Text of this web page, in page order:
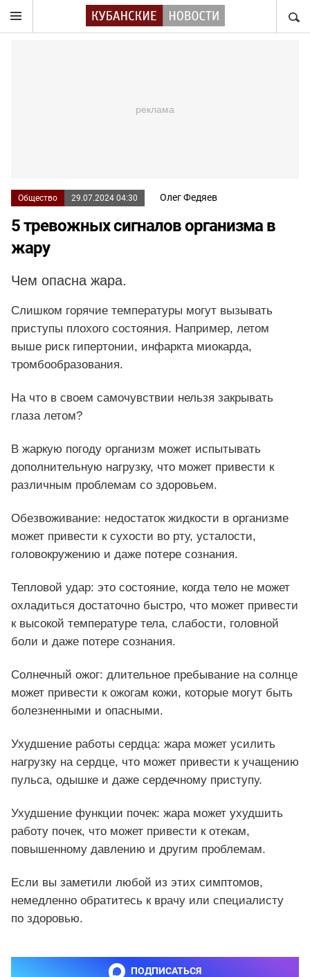
Общество 29.07.2024 04:30 Олег Федяев
5 тревожных сигналов организма в
жару
Чем опасна жара.
Слишком горячие температуры могут вызывать
приступы плохого состояния. Например, летом
выше риск гипертонии, инфаркта миокарда,
тромбообразования.
На что в своем самочувствии нельзя закрывать
глаза летом?
В жаркую погоду организм может испытывать
дополнительную нагрузку, что может привести к
различным проблемам со здоровьем.
Обезвоживание: недостаток жидкости в организме
может привести к сухости во рту, усталости,
головокружению и даже потере сознания.
Тепловой удар: это состояние, когда тело не может
охладиться достаточно быстро, что может привести
к высокой температуре тела, слабости, головной
боли и даже потере сознания.
Солнечный ожог: длительное пребывание на солнце
может привести к ожогам кожи, которые могут быть
болезненными и опасными.
Ухудшение работы сердца: жара может усилить
нагрузку на сердце, что может привести к учащению
пульса, одышке и даже сердечному приступу.
Ухудшение функции почек: жара может ухудшить
работу почек, что может привести к отекам,
повышенному давлению и другим проблемам.
Если вы заметили любой из этих симптомов,
немедленно обратитесь к врачу или специалисту
по здоровью.
ПОДПИСАТЬСЯ